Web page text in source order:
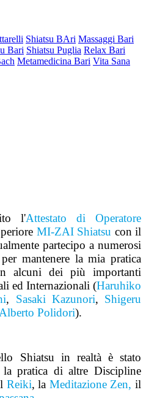
Shiatsu BAri Massaggi Bari
Bari Shiatsu Puglia Relax Bari
Metamedicina Bari Vita Sana
l'Attestato di Operatore
MI-ZAI Shiatsu con il
partecipo a numerosi
mantenere la mia pratica
alcuni dei più importanti
ed Internazionali (Haruhiko
, Sasaki Kazunori, Shigeru
Alberto Polidori).
Shiatsu in realtà è stato
pratica di altre Discipline
Reiki, la Meditazione Zen,il